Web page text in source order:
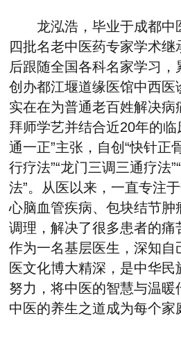
龙泓浩，毕业于成都中
四批名老中医药专家学术
后跟随全国各科名家学习
创办都江堰道缘医馆中西医
实在在为普通老百姓解决
拜师学艺并结合近20年的临
通一正”主张，自创“快针正
行疗法”“龙门三调三通疗法
法”。从医以来，一直专注
心脑血管疾病、包块结节肿
调理，解决了很多患者的痛
作为一名基层医生，深知自
医文化博大精深，是中华
努力，将中医的智慧与温暖
中医的养生之道成为每个家